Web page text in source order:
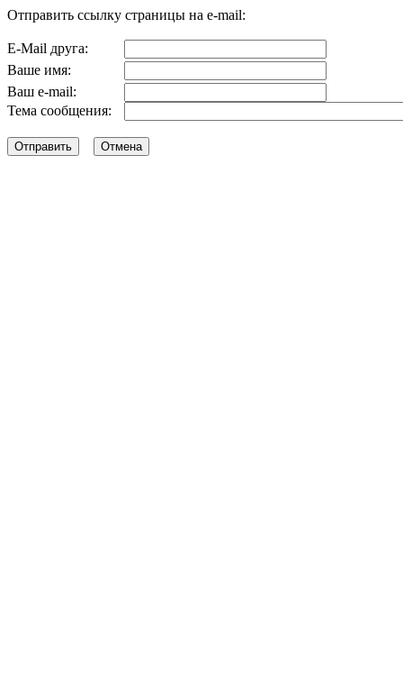
Отправить ссылку страницы на e-mail:
E-Mail друга:
Ваше имя:
Ваш e-mail:
Тема сообщения: